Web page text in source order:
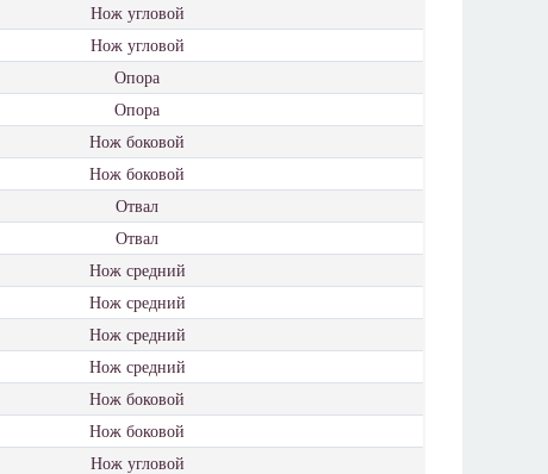
Нож угловой
Нож угловой
Опора
Опора
Нож боковой
Нож боковой
Отвал
Отвал
Нож средний
Нож средний
Нож средний
Нож средний
Нож боковой
Нож боковой
Нож угловой